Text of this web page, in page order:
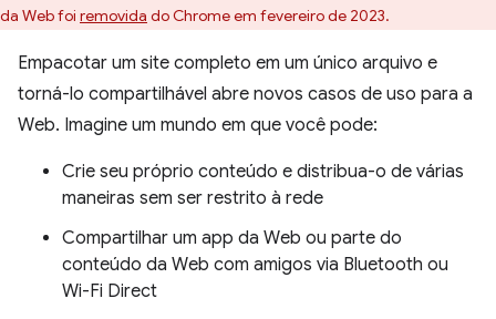
da Web foi removida do Chrome em fevereiro de 2023.
Empacotar um site completo em um único arquivo e
torná-lo compartilhável abre novos casos de uso para a
Web. Imagine um mundo em que você pode:
Crie seu próprio conteúdo e distribua-o de várias
maneiras sem ser restrito à rede
Compartilhar um app da Web ou parte do
conteúdo da Web com amigos via Bluetooth ou
Wi-Fi Direct